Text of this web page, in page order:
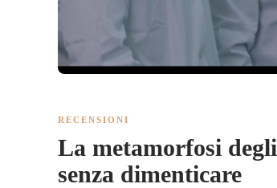
RECENSIONI
La metamorfosi
senza dimenticare